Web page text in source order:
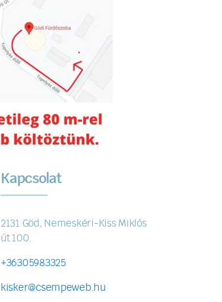
Kapcsolat
2131 Göd, Nemeskéri-Kiss Miklós
út 100.
+36305983325
kisker@csempeweb.hu